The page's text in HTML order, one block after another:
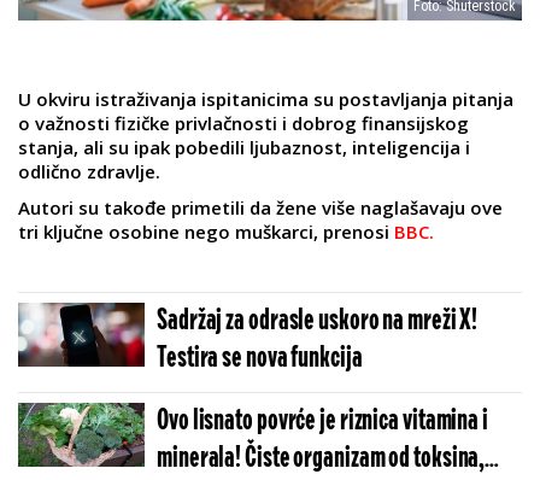
Foto: Shuterstock
U okviru istraživanja ispitanicima su postavljanja pitanja
o važnosti fizičke privlačnosti i dobrog finansijskog
stanja, ali su ipak pobedili ljubaznost, inteligencija i
odlično zdravlje.
Autori su takođe primetili da žene više naglašavaju ove
tri ključne osobine nego muškarci, prenosi BBC.
Sadržaj za odrasle uskoro na mreži X!
Testira se nova funkcija
Ovo lisnato povrće je riznica vitamina i
minerala! Čiste organizam od toksina,